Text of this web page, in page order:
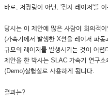
바로, 저장링이 아닌, '전자 레이저'를
당시는 이 제안에 많은 사람이 회의적이
(가속기에서 발생한 X선을 레이저 파
규모의 레이저를 발생시키는 것이 어렵
제안을 한 박사는 SLAC 가속기 연구
(Demo)실험실로 사용하게 됩니다.
결과는?